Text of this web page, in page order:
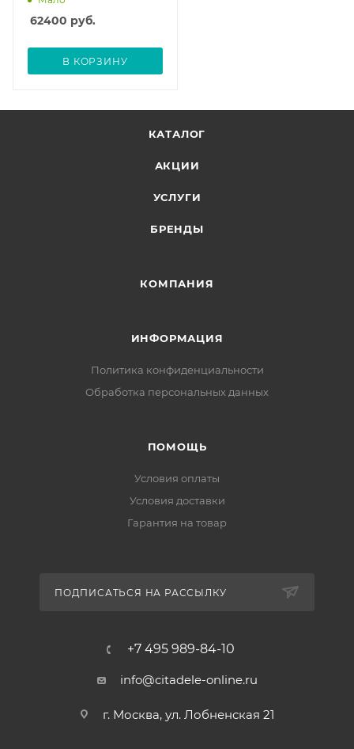
62400 руб.
В КОРЗИНУ
КАТАЛОГ
АКЦИИ
УСЛУГИ
БРЕНДЫ
КОМПАНИЯ
ИНФОРМАЦИЯ
Политика конфиденциальности
Обработка персональных данных
ПОМОЩЬ
Условия оплаты
Условия доставки
Гарантия на товар
ПОДПИСАТЬСЯ НА РАССЫЛКУ
+7 495 989-84-10
info@citadele-online.ru
г. Москва, ул. Лобненская 21